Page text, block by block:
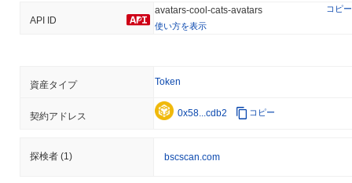
API ID
avatars-cool-cats-avatars
コピー
使い方を表示
資産タイプ Token
契約アドレス 0x58...cdb2 コピー
探検者 (1) bscscan.com